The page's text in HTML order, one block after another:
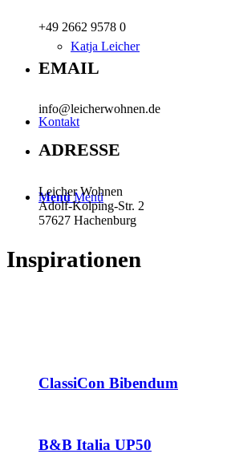
Katja Leicher
Kontakt
Menü Menü
+49 2662 9578 0
EMAIL
info@leicherwohnen.de
ADRESSE
Leicher Wohnen
Adolf-Kolping-Str. 2
57627 Hachenburg
Inspirationen
ClassiCon Bibendum
B&B Italia UP50